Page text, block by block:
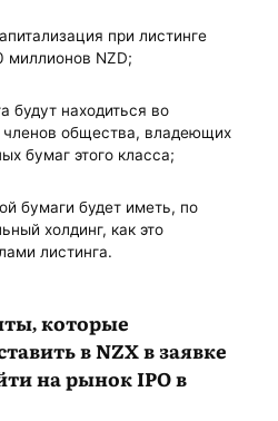
при листинге
миллионов NZD;
будут находиться во
членов общества, владеющих
бумаг этого класса;
бумаги будет иметь, по
холдинг, как это
листинга.
которые
в NZX в заявке
на рынок IPO в